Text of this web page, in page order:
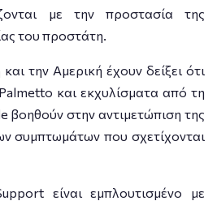
με την προστασία της
του προστάτη.
την Αμερική έχουν δείξει ότι
και εκχυλίσματα από τη
βοηθούν στην αντιμετώπιση της
συμπτωμάτων που σχετίχονται
είναι εμπλουτισμένο με